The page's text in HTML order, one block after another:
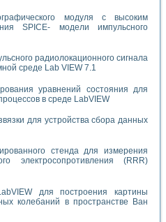
модуля с высоким
SPICE- модели импульсного
радиолокационного сигнала
среде Lab VIEW 7.1
уравнений состояния для
в среде LabVIEW
для устройства сбора данных
стенда для измерения
электросопротивления (RRR)
для построения картины
колебаний в пространстве Ван